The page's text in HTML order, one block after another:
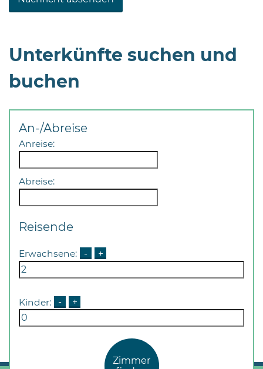
sowie
Öffnungszeiten
Vereinbarung.
Unterkünfte suchen und
buchen
An-/Abreise
Anreise:
Abreise:
Reisende
Erwachsene: - +
Kinder: - +
Zimmer